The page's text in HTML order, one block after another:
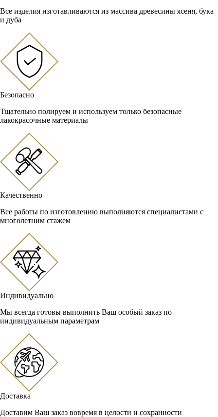
Все изделия изготавливаются из массива древесины ясеня, бука
и дуба
Безопасно
Тщательно полируем и используем только безопасные
лакокрасочные материалы
Качественно
Все работы по изготовлению выполняются специалистами с
многолетним стажем
Индивидуально
Мы всегда готовы выполнить Ваш особый заказ по
индивидуальным параметрам
Доставка
Доставим Ваш заказ вовремя в целости и сохранности